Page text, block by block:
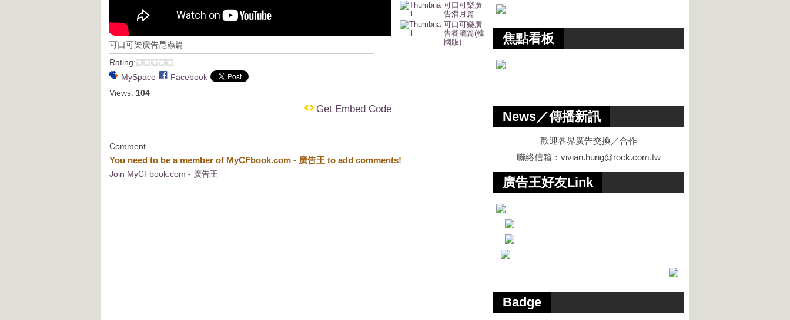
可口可樂廣告昆蟲篇
Rating:
MySpace
Facebook
Views: 104
Get Embed Code
可口可樂廣
告滑月篇
可口可樂廣
告餐廳篇(韓
國版)
Comment
You need to be a member of MyCFbook.com - 廣告王 to add comments!
Join MyCFbook.com - 廣告王
焦點看板
News／傳播新訊
歡迎各界廣告交換／合作
聯絡信箱： vivian.hung@rock.com.tw
廣告王好友Link
Badge